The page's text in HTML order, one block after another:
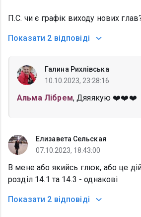
П.С. чи є графік виходу нових
Показати 2 відповіді
Галина Рихлівська
10.10.2023, 23:28:16
Альма Лібрем, Дяяякую ❤️❤️❤️
Елизавета Сельская
07.10.2023, 18:43:00
В мене або якийсь глюк, або це
розділ 14.1 та 14.3 - однакові
Показати 2 відповіді